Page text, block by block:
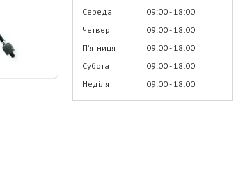
Середа
09:00 18:00
Четвер
09:00 18:00
Пʼятниця
09:00 18:00
Субота
09:00 18:00
Неділя
09:00 18:00